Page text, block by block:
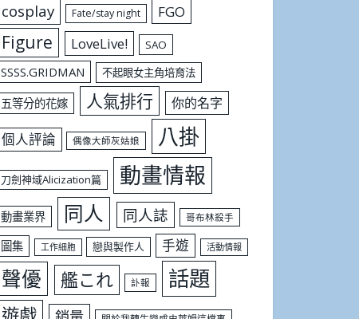
cosplay Fate/stay night FGO
Figure LoveLive! SAO
SSSS.GRIDMAN 不起眼女主角培育法
五等分的花嫁 人氣排行 你的名字
個人評論 偶像大師灰姑娘 八掛
刀劍神域Alicization篇 動畫情報
動畫業界 同人 同人誌 哥布林殺手
圖集 工作細胞 戀與製作人 手遊 活動情報
聲優 艦これ 訃報 話題